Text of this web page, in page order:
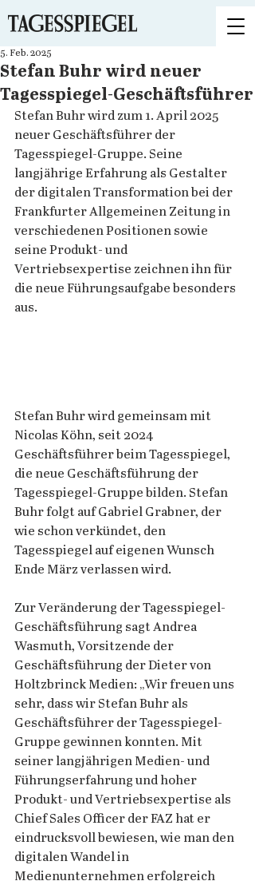
Stefan Buhr wird neuer
Tagesspiegel-Geschäftsführer
5. Feb. 2025
Stefan Buhr wird zum 1. April 2025
neuer Geschäftsführer der
Tagesspiegel-Gruppe. Seine
langjährige Erfahrung als Gestalter
der digitalen Transformation bei der
Frankfurter Allgemeinen Zeitung in
verschiedenen Positionen sowie
seine Produkt- und
Vertriebsexpertise zeichnen ihn für
die neue Führungsaufgabe besonders
aus.
Stefan Buhr wird gemeinsam mit
Nicolas Köhn, seit 2024
Geschäftsführer beim Tagesspiegel,
die neue Geschäftsführung der
Tagesspiegel-Gruppe bilden. Stefan
Buhr folgt auf Gabriel Grabner, der
wie schon verkündet, den
Tagesspiegel auf eigenen Wunsch
Ende März verlassen wird.
Zur Veränderung der Tagesspiegel-
Geschäftsführung sagt Andrea
Wasmuth, Vorsitzende der
Geschäftsführung der Dieter von
Holtzbrinck Medien: „Wir freuen uns
sehr, dass wir Stefan Buhr als
Geschäftsführer der Tagesspiegel-
Gruppe gewinnen konnten. Mit
seiner langjährigen Medien- und
Führungserfahrung und hoher
Produkt- und Vertriebsexpertise als
Chief Sales Officer der FAZ hat er
eindrucksvoll bewiesen, wie man den
digitalen Wandel in
Medienunternehmen erfolgreich